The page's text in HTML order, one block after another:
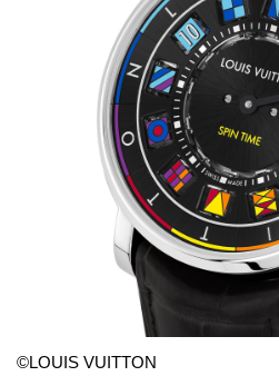
©LOUIS VUITTON